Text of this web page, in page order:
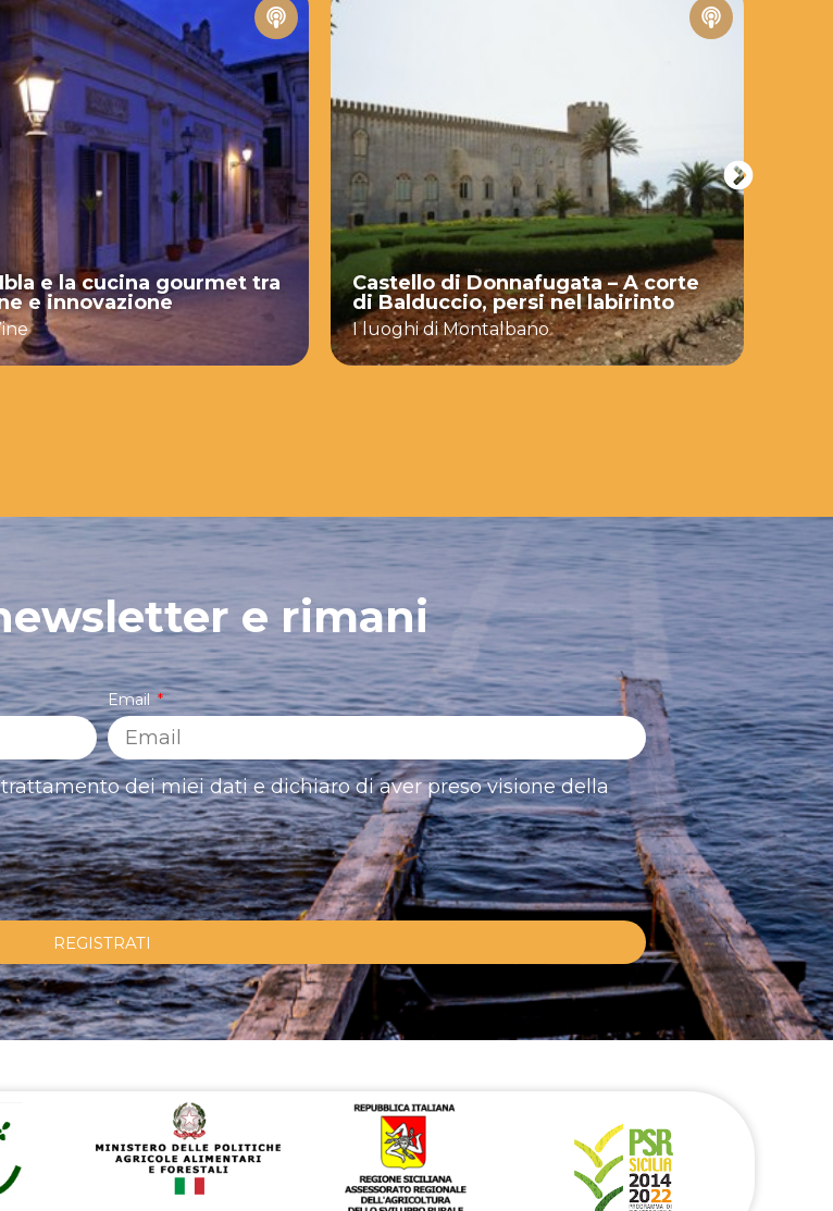
e la cucina gourmet tra
e innovazione
Castello di Donnafugata – A corte
di Balduccio, persi nel labirinto
I luoghi di Montalbano
e rimani
Email
dei miei dati e dichiaro di aver preso visione della
REGISTRATI